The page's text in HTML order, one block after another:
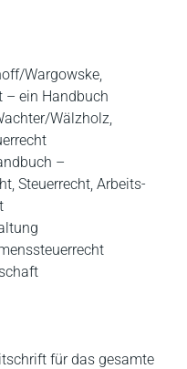
Wargowske,
– ein Handbuch
Wälzholz,
–
Steuerrecht, Arbeits-
für das gesamte